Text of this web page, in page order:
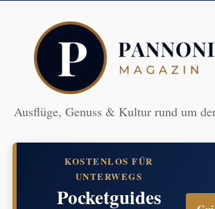
Ausflüge, Genuss & Kultur rund um
KOSTENLOS FÜR
UNTERWEGS
Pocketguides